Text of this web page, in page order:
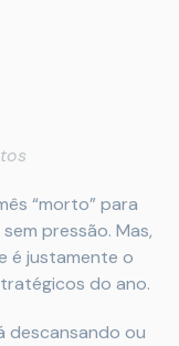
“morto” para
pressão. Mas,
é justamente o
do ano.
descansando ou